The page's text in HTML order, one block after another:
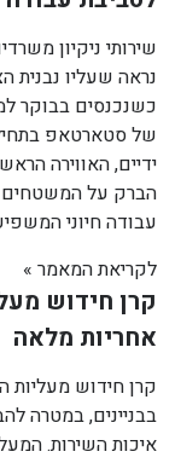
שירותי ניקיון
נראה שעליו נבנית
כשנכנסים בבוקר
של סטארטאפ
ידיים, האווירה
הברק על המשטחים
עבודה חיוני
לקריאת המאמר »
קרן חידוש
אחריות מלאה
קרן חידוש מעליות
בבניינים, במטרה
איכות השירות.